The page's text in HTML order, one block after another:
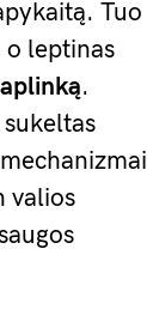
Tuo
leptinas
.
valios